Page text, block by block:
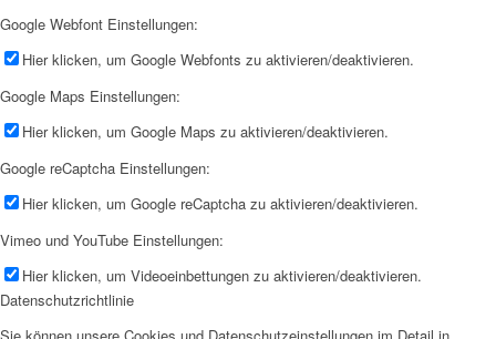
Google Webfont Einstellungen:
Hier klicken, um Google Webfonts zu aktivieren/deaktivieren.
Google Maps Einstellungen:
Hier klicken, um Google Maps zu aktivieren/deaktivieren.
Google reCaptcha Einstellungen:
Hier klicken, um Google reCaptcha zu aktivieren/deaktivieren.
Vimeo und YouTube Einstellungen:
Hier klicken, um Videoeinbettungen zu aktivieren/deaktivieren.
Datenschutzrichtlinie